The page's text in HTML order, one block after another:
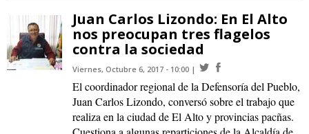
Juan Carlos Lizondo: En El Alto
nos preocupan tres flagelos
contra la sociedad
Viernes, Octubre 6, 2017 - 10:00
El coordinador regional de la Defensoría del Pueblo,
Juan Carlos Lizondo, conversó sobre el trabajo que
realiza en la ciudad de El Alto y provincias pacñas.